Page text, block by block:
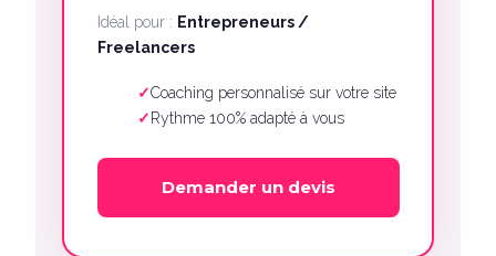
Idéal pour : Entrepreneurs /
Freelancers
Coaching personnalisé sur votre site
Rythme 100% adapté à vous
Demander un devis